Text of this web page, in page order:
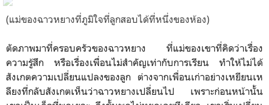
(แม่ของฉาวหยางที่ภูมิใจที่ลูกสอบได้ที่หนึ่งของห้อง)
ตัดภาพมาที่ครอบครัวของฉาวหยาง ที่แม่ของเขาที่คิดว่าเรื่อง
ความรู้สึก หรือเรื่องเพื่อนไม่สำคัญเท่ากับการเรียน ทำให้ไม่ได้
สังเกตความเปลี่ยนแปลงของลูก ต่างจากเพื่อนเก่าอย่างเหยียนเห
ลียงที่กลับสังเกตเห็นว่าฉาวหยางเปลี่ยนไป เพราะก่อนหน้านั้น